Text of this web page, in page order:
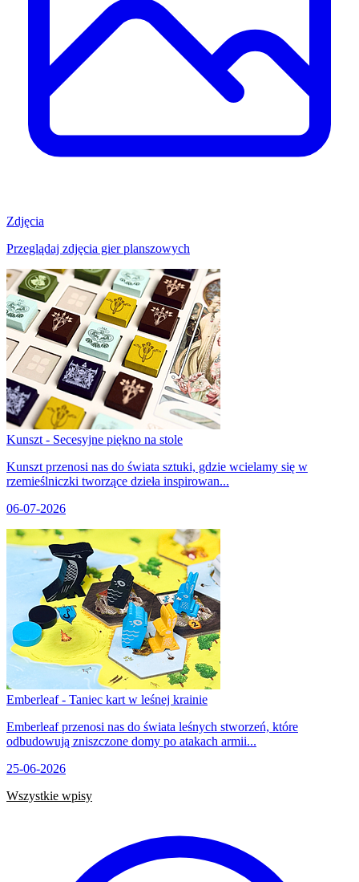
Zdjęcia
Przeglądaj zdjęcia gier planszowych
Kunszt - Secesyjne piękno na stole
Kunszt przenosi nas do świata sztuki, gdzie wcielamy się w
rzemieślniczki tworzące dzieła inspirowan...
06-07-2026
Emberleaf - Taniec kart w leśnej krainie
Emberleaf przenosi nas do świata leśnych stworzeń, które
odbudowują zniszczone domy po atakach armii...
25-06-2026
Wszystkie wpisy